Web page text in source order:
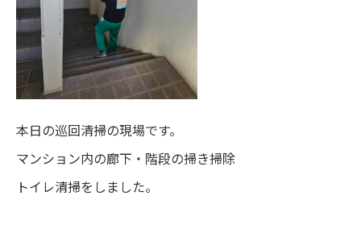
本日の巡回清掃の現場です。
マンション内の廊下・階段の掃き掃除
トイレ清掃をしました。